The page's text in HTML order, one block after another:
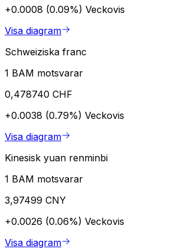
+0.0008 (0.09%) Veckovis
Visa diagram
Schweiziska franc
1 BAM motsvarar
0,478740 CHF
+0.0038 (0.79%) Veckovis
Visa diagram
Kinesisk yuan renminbi
1 BAM motsvarar
3,97499 CNY
+0.0026 (0.06%) Veckovis
Visa diagram